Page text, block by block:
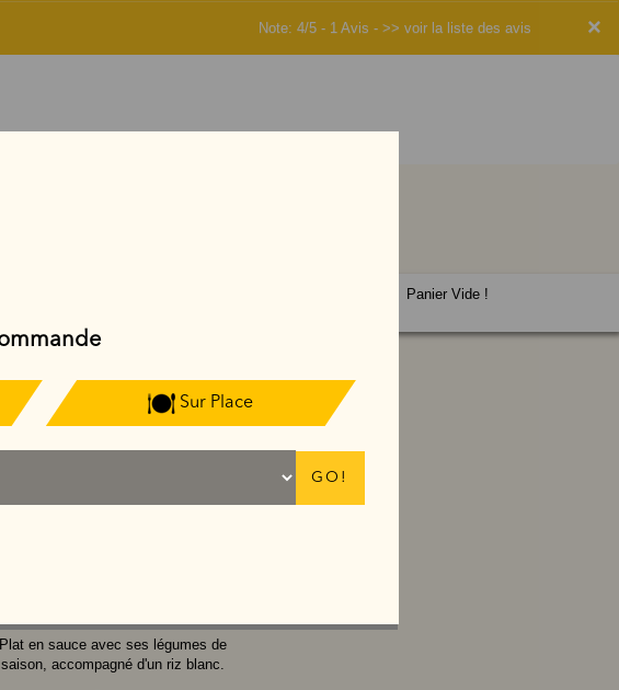
×
Note: 4/5 - 1 Avis - >> voir la liste des avis
Plat en sauce avec ses légumes de
saison, accompagné d'un riz blanc.
Panier Vide !